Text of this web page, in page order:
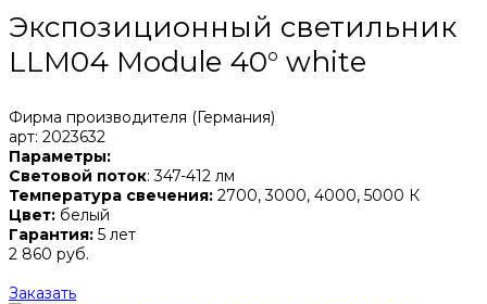
Экспозиционный светильник
LLM04 Module 40° white
Фирма производителя (Германия)
арт: 2023632
Параметры:
Световой поток: 347-412 лм
Температура свечения: 2700, 3000, 4000, 5000 К
Цвет: белый
Гарантия: 5 лет
2 860 руб.
Заказать